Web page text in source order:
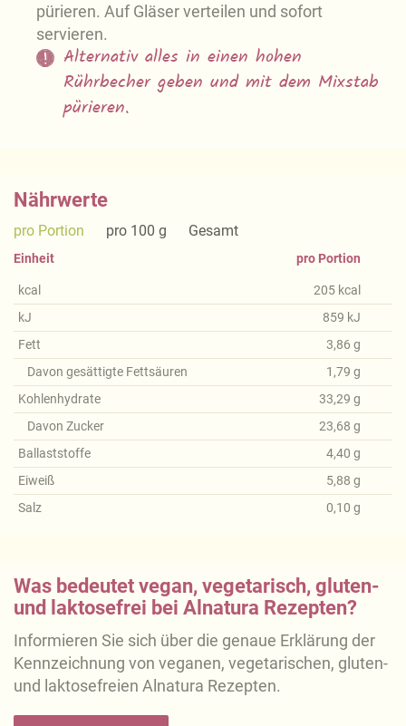
pürieren. Auf Gläser verteilen und sofort
servieren.
Alternativ alles in einen hohen
Rührbecher geben und mit dem Mixstab
pürieren.
Nährwerte
pro Portion pro 100 g Gesamt
Einheit
kcal
kJ
Fett
Davon gesättigte Fettsäuren
Kohlenhydrate
Davon Zucker
Ballaststoffe
Eiweiß
Salz
pro Portion
205 kcal
859 kJ
3,86 g
1,79 g
33,29 g
23,68 g
4,40 g
5,88 g
0,10 g
Was bedeutet vegan, vegetarisch, gluten-
und laktosefrei bei Alnatura Rezepten?
Informieren Sie sich über die genaue Erklärung der
Kennzeichnung von veganen, vegetarischen, gluten-
und laktosefreien Alnatura Rezepten.